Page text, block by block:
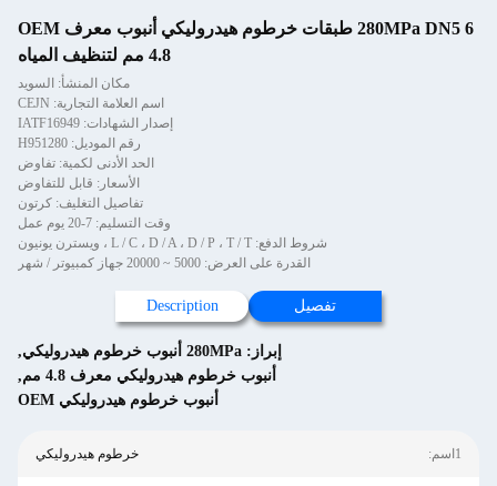
280MPa DN5 6 طبقات خرطوم هيدروليكي أنبوب معرف OEM
4.8 مم لتنظيف المياه
مكان المنشأ: السويد
اسم العلامة التجارية: CEJN
إصدار الشهادات: IATF16949
رقم الموديل: H951280
الحد الأدنى لكمية: تفاوض
الأسعار: قابل للتفاوض
تفاصيل التغليف: كرتون
وقت التسليم: 7-20 يوم عمل
شروط الدفع: L / C ، D / A ، D / P ، T / T ، ويسترن يونيون
القدرة على العرض: 5000 ~ 20000 جهاز كمبيوتر / شهر
تفصيل Description
إبراز: 280MPa أنبوب خرطوم هيدروليكي
,
أنبوب خرطوم هيدروليكي معرف 4.8 مم
,
أنبوب خرطوم هيدروليكي OEM
1اسم: خرطوم هيدروليكي